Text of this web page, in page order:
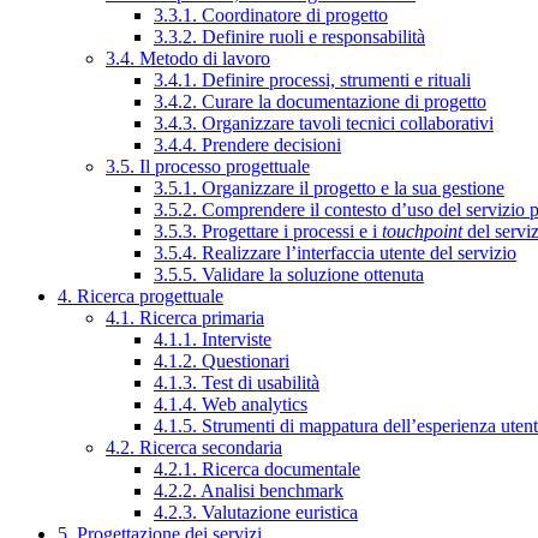
3.3.1. Coordinatore di progetto
3.3.2. Definire ruoli e responsabilità
3.4. Metodo di lavoro
3.4.1. Definire processi, strumenti e rituali
3.4.2. Curare la documentazione di progetto
3.4.3. Organizzare tavoli tecnici collaborativi
3.4.4. Prendere decisioni
3.5. Il processo progettuale
3.5.1. Organizzare il progetto e la sua gestione
3.5.2. Comprendere il contesto d’uso del servizio
3.5.3. Progettare i processi e i touchpointdel
3.5.4. Realizzare l’interfaccia utente del servizio
3.5.5. Validare la soluzione ottenuta
4. Ricerca progettuale
4.1. Ricerca primaria
4.1.1. Interviste
4.1.2. Questionari
4.1.3. Test di usabilità
4.1.4. Web analytics
4.1.5. Strumenti di mappatura dell’esperienza
4.2. Ricerca secondaria
4.2.1. Ricerca documentale
4.2.2. Analisi benchmark
4.2.3. Valutazione euristica
5. Progettazione dei servizi